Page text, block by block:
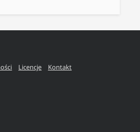
Licencje Kontakt